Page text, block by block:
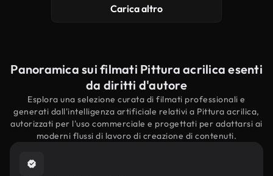
Carica altro
Panoramica sui filmati Pittura acrilica esenti
da diritti d'autore
Esplora una selezione curata di filmati professionali e
generati dall'intelligenza artificiale relativi a Pittura acrilica,
autorizzati per l'uso commerciale e progettati per adattarsi ai
moderni flussi di lavoro di creazione di contenuti.